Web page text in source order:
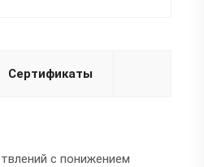
Сертификаты
с понижением